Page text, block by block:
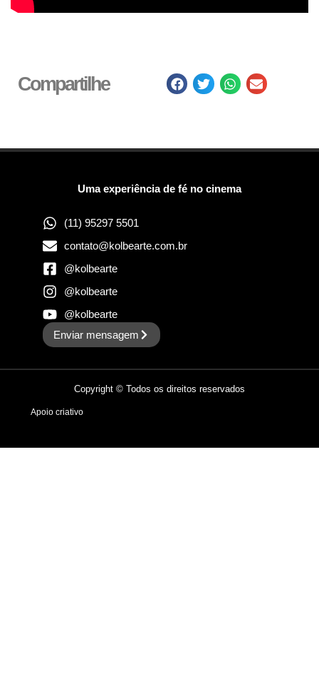
Compartilhe
Uma experiência de fé no cinema
(11) 95297 5501
contato@kolbearte.com.br
@kolbearte
@kolbearte
@kolbearte
Enviar mensagem
Copyright © Todos os direitos reservados
Apoio criativo